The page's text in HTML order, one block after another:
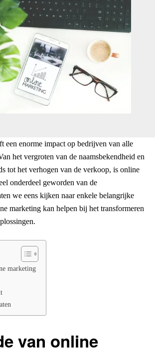
een enorme impact op bedrijven van alle
het vergroten van de naamsbekendheid en
tot het verhogen van de verkoop, is online
onderdeel geworden van de
we eens kijken naar enkele belangrijke
marketing kan helpen bij het transformeren
marketing
van online